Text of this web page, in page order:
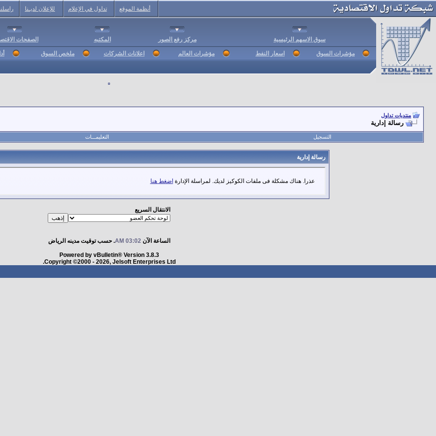
أنظمة الموقع تداول في الإعلام للإعلان لديـنا
سوق الاسهم الرئيسية مركز رفع الصور المكتبه الصفحات
مؤشرات السوق اسعار النفط مؤشرات العالم اعلانات الشركات ملخص السوق
منتديات تداول
رسالة إدارية
التسجيل التعليمـــات
رسالة إدارية
عذرا. هناك مشكلة فى ملفات الكوكيز لديك. لمراسلة الإدارة اضغط هنا
الانتقال السريع
الساعة الآن03:02 AM . حسب توقيت مدينه الرياض
Powered by vBulletin® Version 3.8.3
Copyright ©2000 - 2026, Jelsoft Enterprises Ltd.